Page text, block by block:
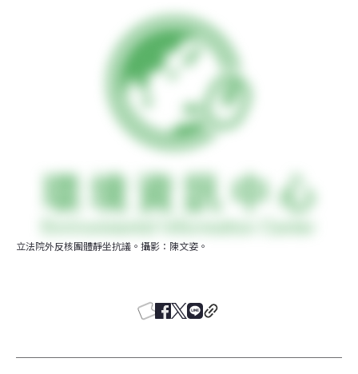
立法院外反核團體靜坐抗議。攝影：陳文姿。